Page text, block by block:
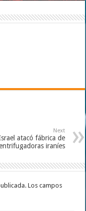
Next
atacó fábrica de
iraníes
Los campos